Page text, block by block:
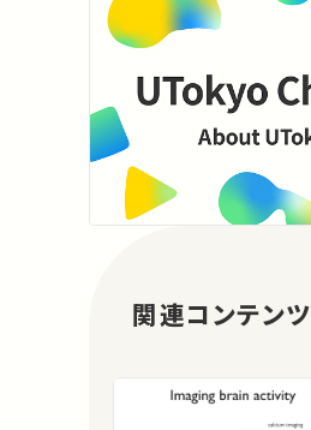
関連コンテンツ